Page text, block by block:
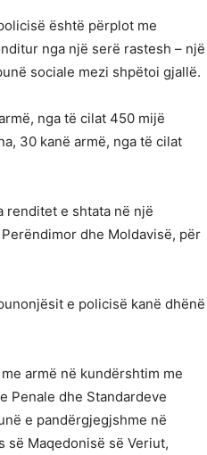
është përplot me
nga një serë rastesh – një
sociale mezi shpëtoi gjallë.
nga të cilat 450 mijë
30 kanë armë, nga të cilat
renditet e shtata në një
dhe Moldavisë, për
e policisë kanë dhënë
armë në kundërshtim me
Penale dhe Standardeve
e pandërgjegjshme në
së Maqedonisë së Veriut,